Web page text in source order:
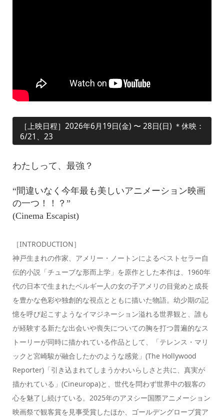
［上映日程］2026年6月19日(金) 〜 28日(日) ＊休映：
6/21、23
わたしって、最強？
“間違いなく今年最も美しいアニメーション映画
の一つ！！？”
(Cinema Escapist)
［INTRODUCTION］
神戸生まれの作家、アメリー・ノートンによるベストセラー自
伝的小説「チューブな形而上学」を原作とした本作は、1960年
代の日本で生まれたベルギー人の女の子アメリの目覚めと成長
を豊かな色彩や独創的な視点とともに描いた物語。幼少期の記
憶を呼び起こすようなイマジネーション溢れる世界観と、誰も
が経験する新たな出会いや喪失についての胸を打つ普遍的なス
トーリーが同時に描かれている作品として、「テレンス・マリ
ックと宮崎駿が融合したかのような感覚」(The Hollywood
Reporter)「引き込まれてしまうかわいらしさと共に、真実が
描かれている」(Cineuropa)と、世代を問わず世界中の観客の
心を魅了し続けている。2025年のアヌシー国際アニメーション
映画祭で観客賞を見事受賞したほか、ゴールデングローブ賞ア